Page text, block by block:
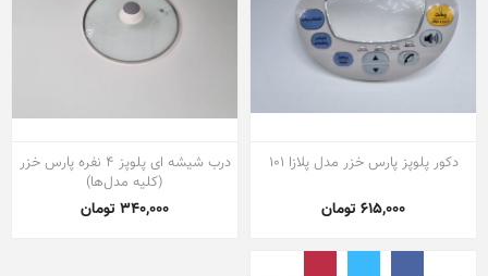
دکور پلوپز پارس خزر مدل پلازا 101
615,000 تومان
درب شیشه ای پلوپز ۴ نفره پارس خزر
(کلیه مدل‌ها)
340,000 تومان